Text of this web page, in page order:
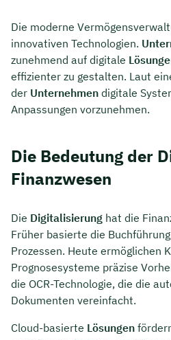
Die moderne
innovativen Technologien.
zunehmend auf digitale
effizienter zu gestalten. Laut
der Unternehmen digitale
Anpassungen vorzunehmen.
Die Bedeutung der
Finanzwesen
Die Digitalisierung hat die
Früher basierte die
Prozessen. Heute ermöglichen
Prognosesysteme präzise
die OCR-Technologie, die die
Dokumenten vereinfacht.
Cloud-basierte Lösungen